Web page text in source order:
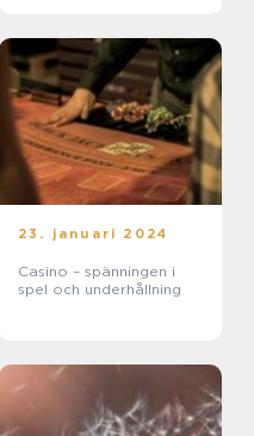
23. januari 2024
Casino – spänningen i
spel och underhållning